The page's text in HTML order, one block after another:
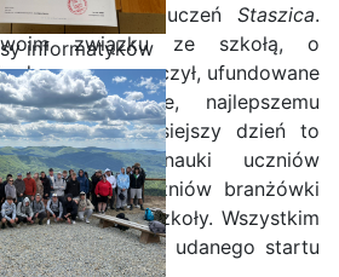
informatyków
Akademii
Wróbel, były uczeń Staszica.
związku ze szkołą, o
darzy oraz wręczył, ufundowane
książkowe, najlepszemu
historii. Dzisiejszy dzień to
trzyletniej nauki uczniów
stopnia. 22 uczniów branżówki
ukończenia szkoły. Wszystkim
i życzymy udanego startu